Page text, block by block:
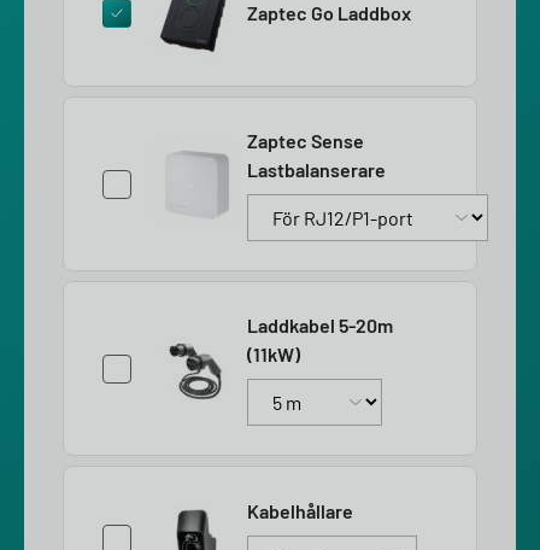
Zaptec Go Laddbox
Zaptec Sense
Lastbalanserare
Laddkabel 5-20m
(11kW)
Kabelhållare